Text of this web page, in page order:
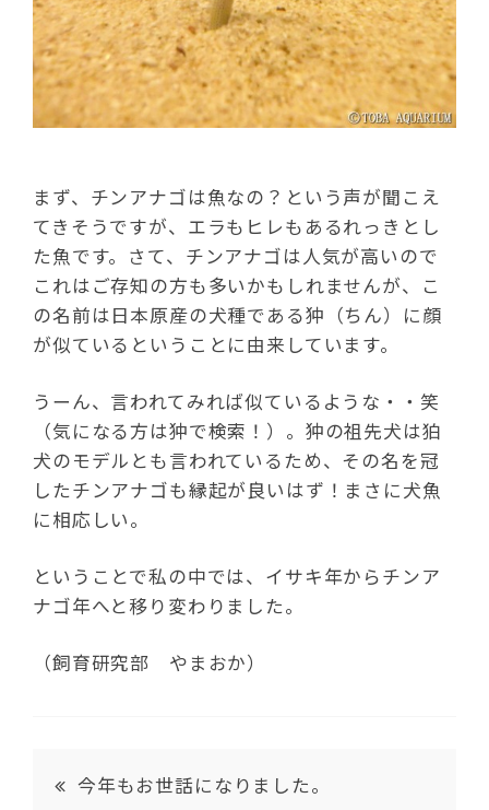
まず、チンアナゴは魚なの？という声が聞こえ
てきそうですが、エラもヒレもあるれっきとし
た魚です。さて、チンアナゴは人気が高いので
これはご存知の方も多いかもしれませんが、こ
の名前は日本原産の犬種である狆（ちん）に顔
が似ているということに由来しています。
うーん、言われてみれば似ているような・・笑
（気になる方は狆で検索！）。狆の祖先犬は狛
犬のモデルとも言われているため、その名を冠
したチンアナゴも縁起が良いはず！まさに犬魚
に相応しい。
ということで私の中では、イサキ年からチンア
ナゴ年へと移り変わりました。
（飼育研究部 やまおか）
今年もお世話になりました。